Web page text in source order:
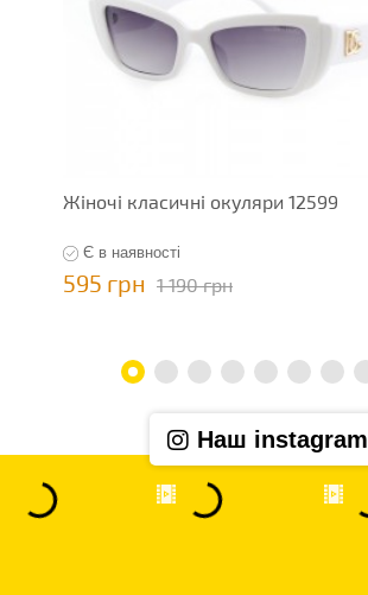
Жіночі класичні окуляри 12599
Є в наявності
595 грн 1 190 грн
Наш instagram